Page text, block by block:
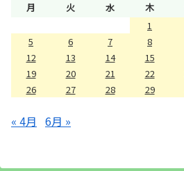
月 火 水 木
1
5
6 7 8
12
13 14 15
19
20 21 22
26
27 28 29
« 4月 6月 »